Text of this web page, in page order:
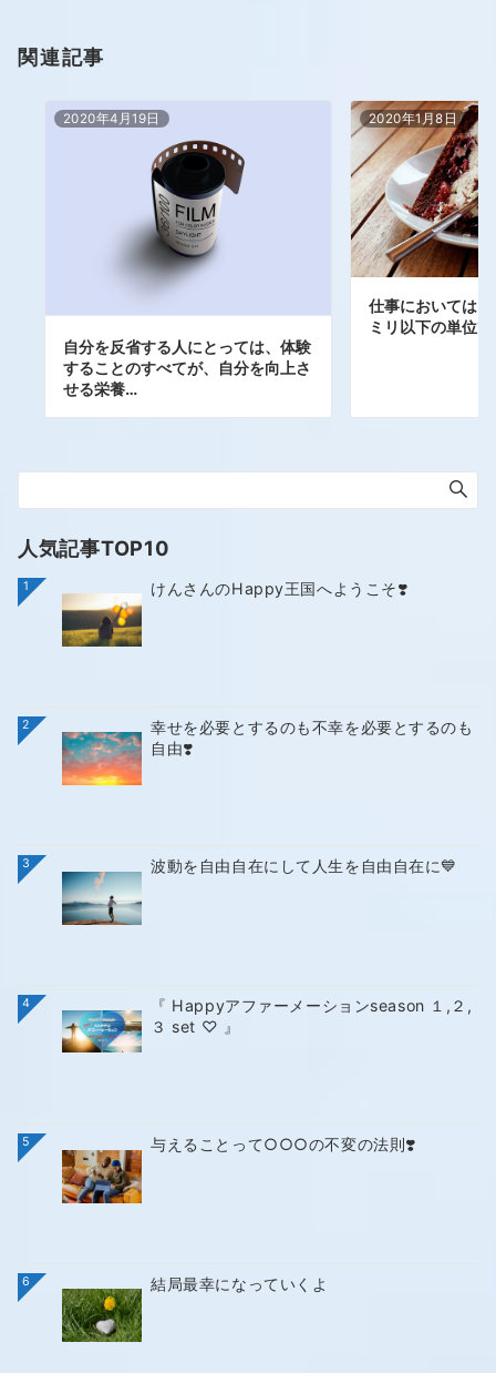
関連記事
2020年4月19日
自分を反省する人にとっては、体験
することのすべてが、自分を向上さ
せる栄養…
2020年1月8日
仕事においては
ミリ以下の単位
人気記事TOP10
1 けんさんのHappy王国へようこそ❣️
2
幸せを必要とするのも不幸を必要とするのも
自由❣️
3 波動を自由自在にして人生を自由自在に💙
4
『 Happyアファーメーションseason １,２,
３ set ♡ 』
5 与えることって○○○の不変の法則❣️
6 結局最幸になっていくよ